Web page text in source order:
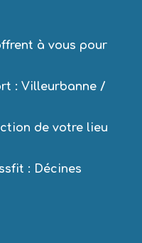
à vous pour
: Villeurbanne /
de votre lieu
: Décines